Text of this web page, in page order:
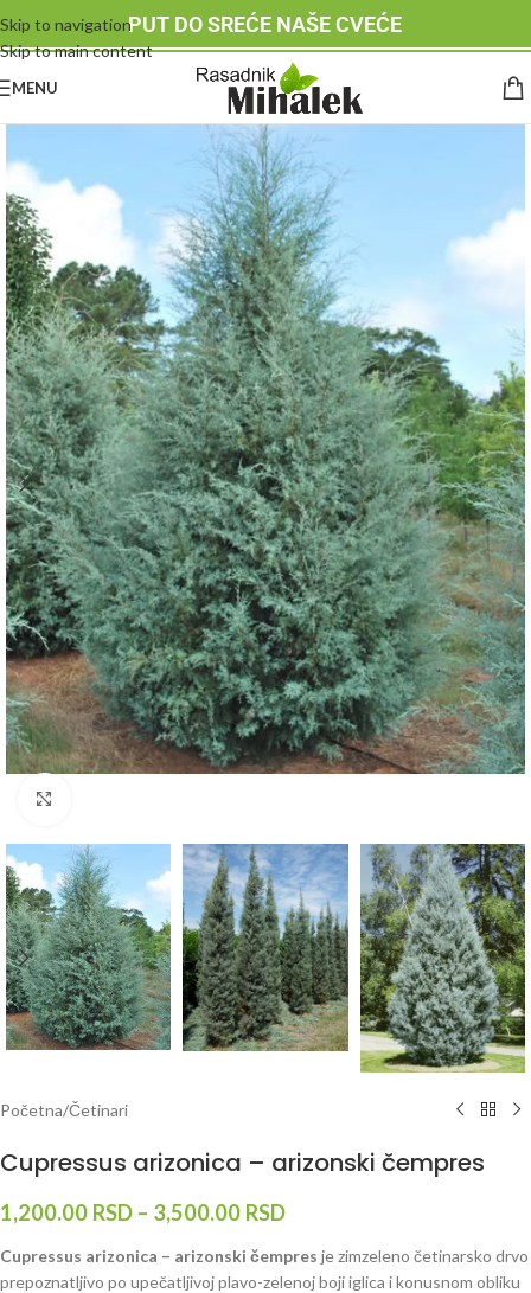
Skip to navigation
Skip to main content
PUT DO SREĆE NAŠE CVEĆE
MENU
Početna/Četinari
Cupressus arizonica – arizonski čempres
1,200.00 RSD – 3,500.00 RSD
Cupressus arizonica – arizonski čempres je zimzeleno četinarsko drvo
prepoznatljivo po upečatljivoj plavo-zelenoj boji iglica i konusnom obliku